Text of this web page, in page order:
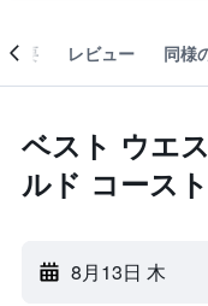
概要 レビュー 同様
ベスト ウエ
ルド コース
8月13日 木